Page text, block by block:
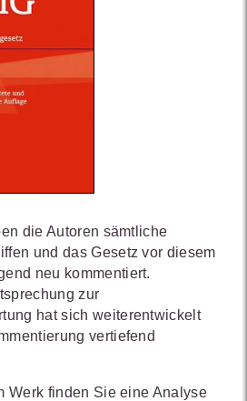
die Autoren sämtliche
und das Gesetz vor diesem
neu kommentiert.
zur
hat sich weiterentwickelt
vertiefend
Werk finden Sie eine Analyse